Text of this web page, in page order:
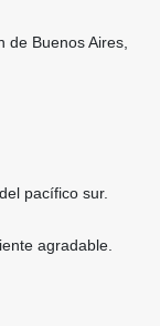
de Buenos Aires,
pacífico sur.
agradable.